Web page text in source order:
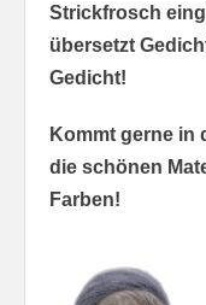
Strickfrosch
übersetzt
Gedicht!
Kommt gerne in
die schönen
Farben!